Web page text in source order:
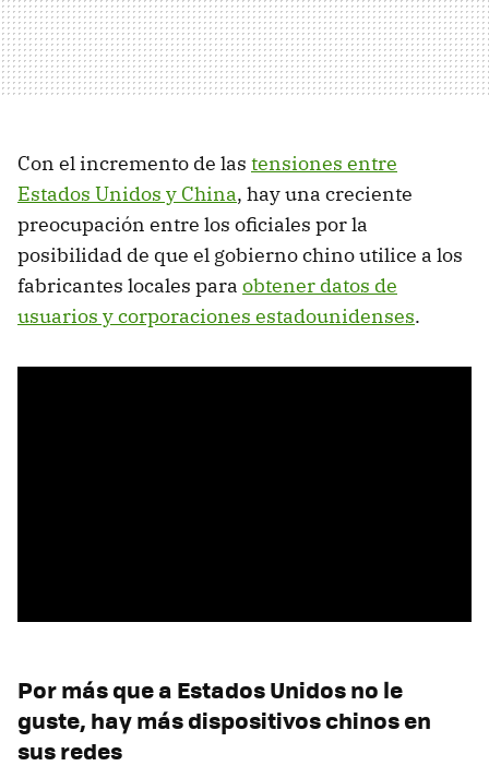
Con el incremento de las tensiones entre
Estados Unidos y China, hay una creciente
preocupación entre los oficiales por la
posibilidad de que el gobierno chino utilice a los
fabricantes locales para obtener datos de
usuarios y corporaciones estadounidenses.
Por más que a Estados Unidos no le
guste, hay más dispositivos chinos en
sus redes